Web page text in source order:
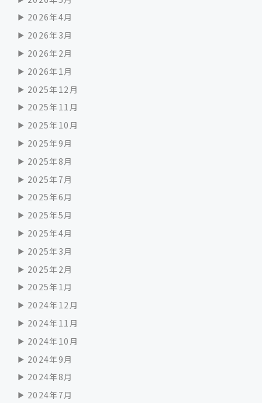
2026年4月
2026年3月
2026年2月
2026年1月
2025年12月
2025年11月
2025年10月
2025年9月
2025年8月
2025年7月
2025年6月
2025年5月
2025年4月
2025年3月
2025年2月
2025年1月
2024年12月
2024年11月
2024年10月
2024年9月
2024年8月
2024年7月